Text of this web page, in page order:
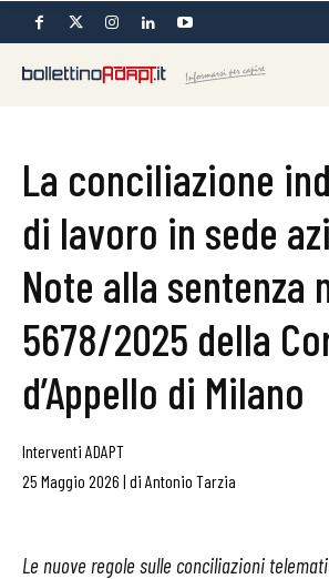
La conciliazione
di lavoro in sede
Note alla sentenza
5678/2025 della
d’Appello di Milano
Interventi ADAPT
25 Maggio 2026 | di Antonio Tarzia
Le nuove regole sulle conciliazioni